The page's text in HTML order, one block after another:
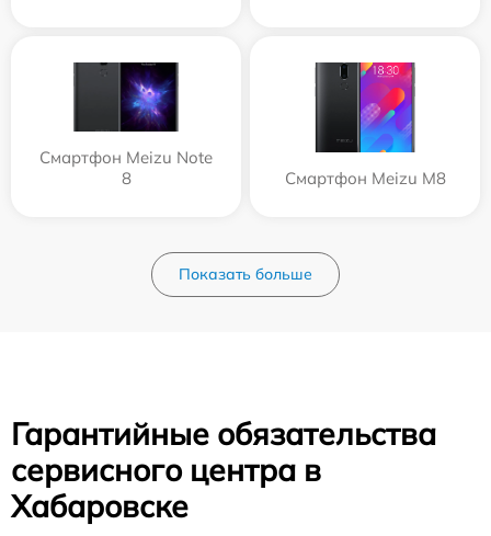
Смартфон Meizu Note
8
Смартфон Meizu M8
Показать больше
Гарантийные обязательства
сервисного центра в
Хабаровске